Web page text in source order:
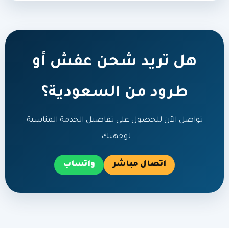
هل تريد شحن عفش أو
طرود من السعودية؟
تواصل الآن للحصول على تفاصيل الخدمة المناسبة
لوجهتك.
اتصال مباشر واتساب